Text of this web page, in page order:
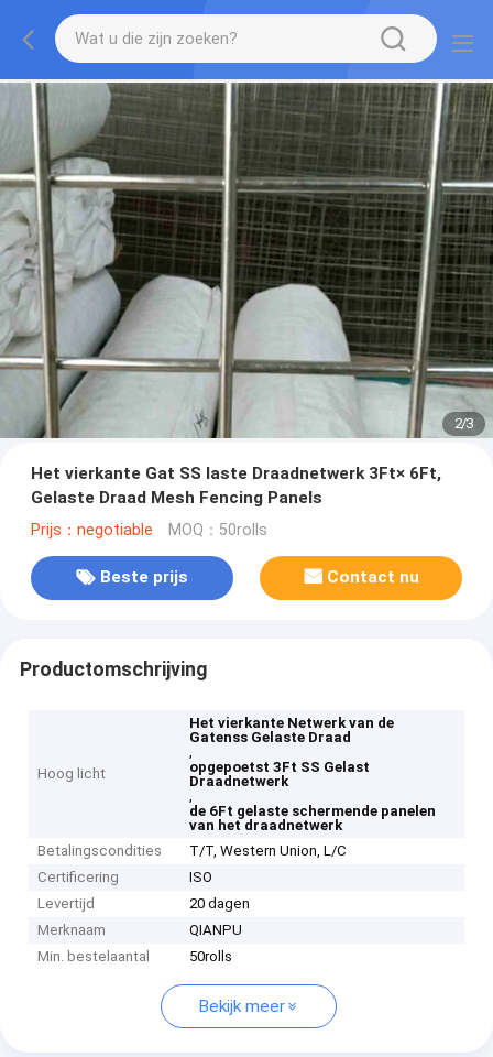
2/3
Het vierkante Gat SS laste Draadnetwerk 3Ft× 6Ft,
Gelaste Draad Mesh Fencing Panels
Prijs：negotiable MOQ：50rolls
Beste prijs Contact nu
Productomschrijving
Hoog licht
Het vierkante Netwerk van de
Gatenss Gelaste Draad
,
opgepoetst 3Ft SS Gelast
Draadnetwerk
,
de 6Ft gelaste schermende panelen
van het draadnetwerk
Betalingscondities
T/T, Western Union, L/C
Certificering
ISO
Levertijd
20 dagen
Merknaam
QIANPU
Min. bestelaantal
50rolls
Bekijk meer